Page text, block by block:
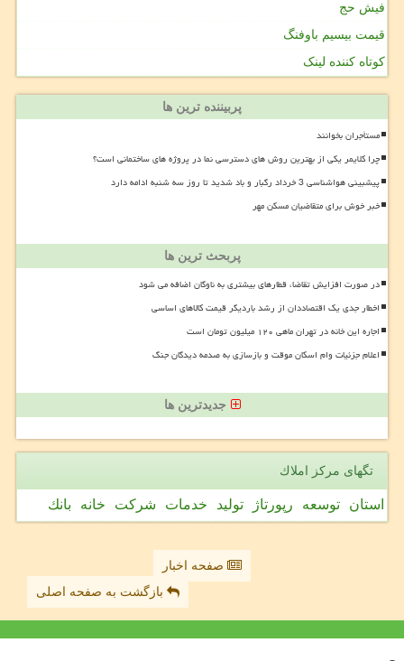
فیش حج
قیمت بیسیم باوفنگ
کوتاه کننده لینک
پربیننده ترین ها
مستأجران بخوانند
چرا کلایمر یکی از بهترین روش های دسترسی نما در پروژه های ساختمانی است؟
پیشبینی هواشناسی 3 خرداد رگبار و باد شدید تا روز سه شنبه ادامه دارد
خبر خوش برای متقاضیان مسکن مهر
پربحث ترین ها
در صورت افزایش تقاضا، قطارهای بیشتری به ناوگان اضافه می شود
اخطار جدی یک اقتصاددان از رشد باردیگر قیمت کالاهای اساسی
اجاره این خانه در تهران ماهی ۱۲۰ میلیون تومان است
اعلام جزئیات وام اسکان موقت و بازسازی به صدمه دیدگان جنگ
جدیدترین ها
تگهای مركز املاك
استان توسعه رپورتاژ تولید خدمات شركت خانه بانك
صفحه اخبار
بازگشت به صفحه اصلی